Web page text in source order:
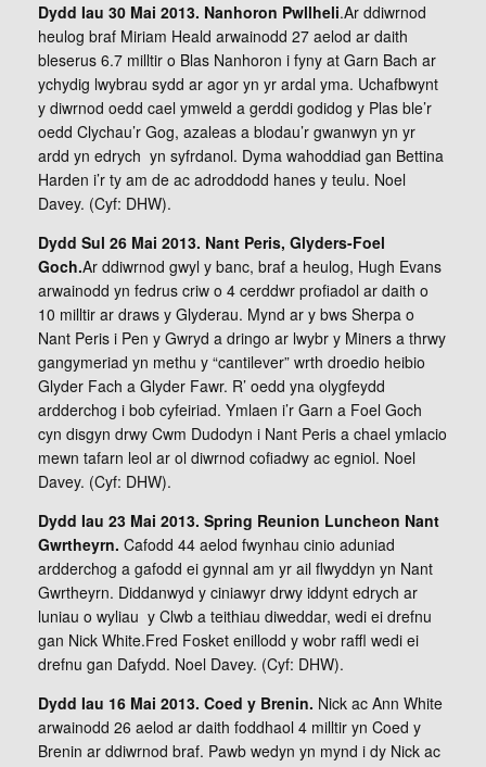
Dydd Iau 30 Mai 2013. Nanhoron Pwllheli.Ar ddiwrnod
heulog braf Miriam Heald arwainodd 27 aelod ar daith
bleserus 6.7 milltir o Blas Nanhoron i fyny at Garn Bach ar
ychydig lwybrau sydd ar agor yn yr ardal yma. Uchafbwynt
y diwrnod oedd cael ymweld a gerddi godidog y Plas ble’r
oedd Clychau’r Gog, azaleas a blodau’r gwanwyn yn yr
ardd yn edrych yn syfrdanol. Dyma wahoddiad gan Bettina
Harden i’r ty am de ac adroddodd hanes y teulu. Noel
Davey. (Cyf: DHW).
Dydd Sul 26 Mai 2013. Nant Peris, Glyders-Foel
Goch.Ar ddiwrnod gwyl y banc, braf a heulog, Hugh Evans
arwainodd yn fedrus criw o 4 cerddwr profiadol ar daith o
10 milltir ar draws y Glyderau. Mynd ar y bws Sherpa o
Nant Peris i Pen y Gwryd a dringo ar lwybr y Miners a thrwy
gangymeriad yn methu y “cantilever” wrth droedio heibio
Glyder Fach a Glyder Fawr. R’ oedd yna olygfeydd
ardderchog i bob cyfeiriad. Ymlaen i’r Garn a Foel Goch
cyn disgyn drwy Cwm Dudodyn i Nant Peris a chael ymlacio
mewn tafarn leol ar ol diwrnod cofiadwy ac egniol. Noel
Davey. (Cyf: DHW).
Dydd Iau 23 Mai 2013. Spring Reunion Luncheon Nant
Gwrtheyrn. Cafodd 44 aelod fwynhau cinio aduniad
ardderchog a gafodd ei gynnal am yr ail flwyddyn yn Nant
Gwrtheyrn. Diddanwyd y ciniawyr drwy iddynt edrych ar
luniau o wyliau y Clwb a teithiau diweddar, wedi ei drefnu
gan Nick White.Fred Fosket enillodd y wobr raffl wedi ei
drefnu gan Dafydd. Noel Davey. (Cyf: DHW).
Dydd Iau 16 Mai 2013. Coed y Brenin. Nick ac Ann White
arwainodd 26 aelod ar daith foddhaol 4 milltir yn Coed y
Brenin ar ddiwrnod braf. Pawb wedyn yn mynd i dy Nick ac